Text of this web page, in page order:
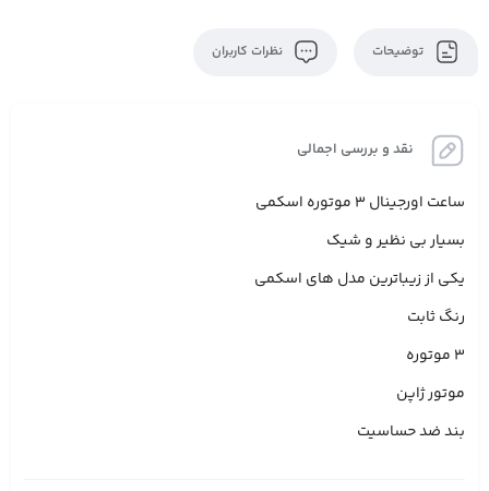
توضیحات نظرات کاربران
نقد و بررسی اجمالی
ساعت اورجینال ۳ موتوره اسکمی
بسیار بی نظیر و شیک
یکی از زیباترین مدل های اسکمی
رنگ ثابت
۳ موتوره
موتور ژاپن
بند ضد حساسیت